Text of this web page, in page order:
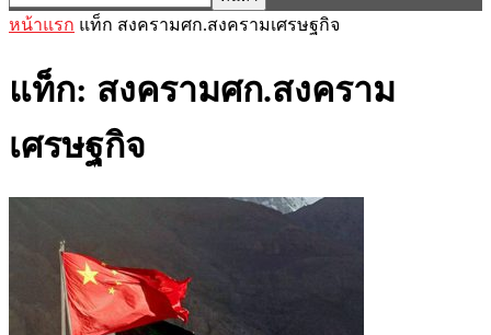
หน้าแรก แท็ก สงครามศก.สงครามเศรษฐกิจ
แท็ก: สงครามศก.สงคราม
เศรษฐกิจ